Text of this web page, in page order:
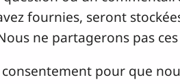
fournies, seront
ne partagerons pas
pour que